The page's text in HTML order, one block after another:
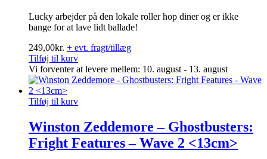
Lucky arbejder på den lokale roller hop diner og er ikke
bange for at lave lidt ballade!
249,00kr. + evt. fragt/tillæg
Tilføj til kurv
Vi forventer at levere mellem: 10. august - 13. august
Tilføj til kurv
Winston Zeddemore – Ghostbusters:
Fright Features – Wave 2 <13cm>